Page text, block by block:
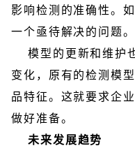
影响检测的准确性。
一个亟待解决的问题。
模型的更新和维护
变化，原有的检测模
品特征。这就要求企
做好准备。
未来发展趋势